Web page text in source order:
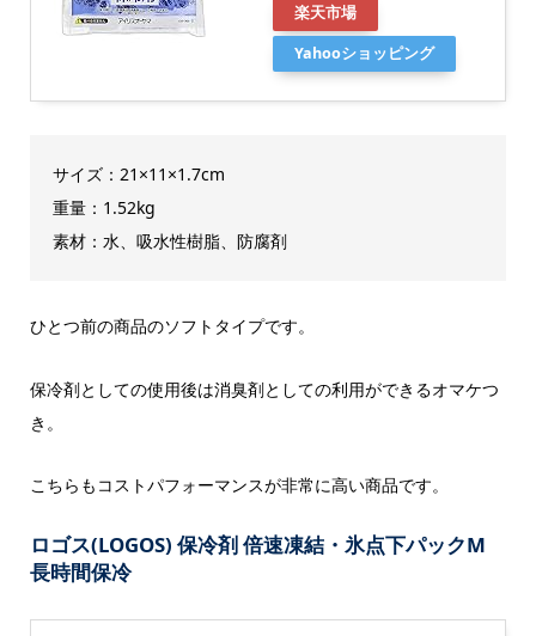
楽天市場
Yahooショッピング
サイズ：21×11×1.7cm
重量：1.52kg
素材：水、吸水性樹脂、防腐剤
ひとつ前の商品のソフトタイプです。
保冷剤としての使用後は消臭剤としての利用ができるオマケつ
き。
こちらもコストパフォーマンスが非常に高い商品です。
ロゴス(LOGOS) 保冷剤 倍速凍結・氷点下パックM
長時間保冷